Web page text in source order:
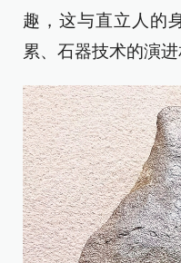
趣，这与直立人的
累、石器技术的演进